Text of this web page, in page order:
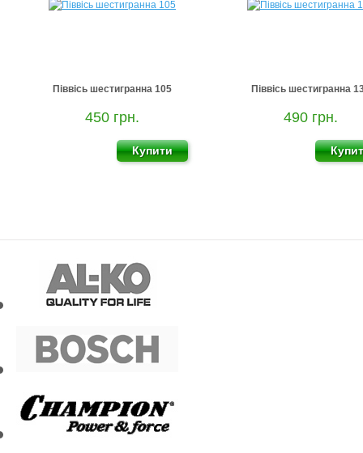
Піввісь шестигранна 105
450 грн.
Піввісь шестигранна
490 грн.